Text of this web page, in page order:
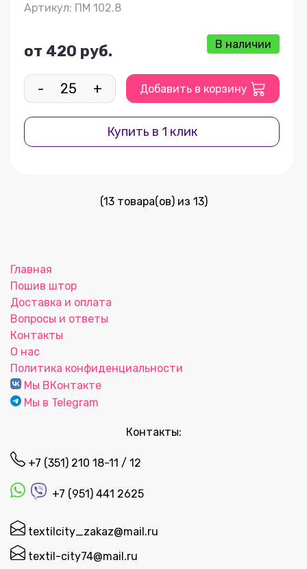
Артикул: ПМ 102.8
от 420 руб. В наличии
- + Добавить в корзину
Купить в 1 клик
(13 товара(ов) из 13)
Главная
Пошив штор
Доставка и оплата
Вопросы и ответы
Контакты
О нас
Политика конфиденциальности
Мы ВКонтакте
Мы в Telegram
Контакты:
+7 (351) 210 18-11 / 12
+7 (951) 441 2625
textilcity_zakaz@mail.ru
textil-city74@mail.ru